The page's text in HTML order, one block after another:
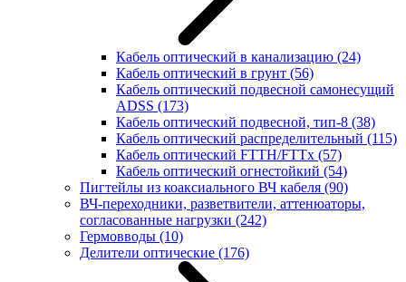
Кабель оптический в канализацию (24)
Кабель оптический в грунт (56)
Кабель оптический подвесной самонесущий
ADSS (173)
Кабель оптический подвесной, тип-8 (38)
Кабель оптический распределительный (115)
Кабель оптический FTTH/FTTx (57)
Кабель оптический огнестойкий (54)
Пигтейлы из коаксиального ВЧ кабеля (90)
ВЧ-переходники, разветвители, аттенюаторы,
согласованные нагрузки (242)
Гермовводы (10)
Делители оптические (176)